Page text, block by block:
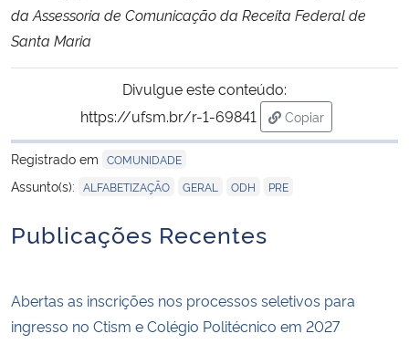
da Assessoria de Comunicação da Receita Federal de
Santa Maria
Divulgue este conteúdo:
https://ufsm.br/r-1-69841
Copiar
para área de
Registrado em COMUNIDADE
Assunto(s): ALFABETIZAÇÃO GERAL ODH PRE
Publicações Recentes
Abertas as inscrições nos processos seletivos para
ingresso no Ctism e Colégio Politécnico em 2027